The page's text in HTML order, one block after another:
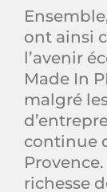
ont ainsi
l’avenir
Made In
malgré
continue
richesse